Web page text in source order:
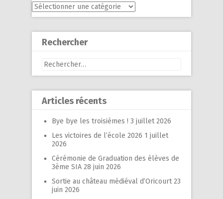
Menu
Rechercher
Rechercher :
Articles récents
Bye bye les troisièmes ! 3 juillet 2026
Les victoires de l’école 2026 1 juillet
2026
Cérémonie de Graduation des élèves de
3ème SIA 28 juin 2026
Sortie au château médiéval d’Oricourt 23
juin 2026